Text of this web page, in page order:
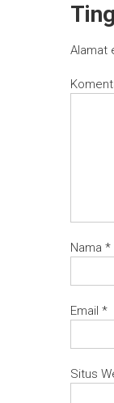
Alamat
Nama *
Email *
Situs